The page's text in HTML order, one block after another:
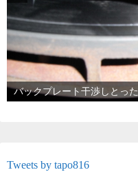
バックプレート干渉しとった
Tweets by tapo816